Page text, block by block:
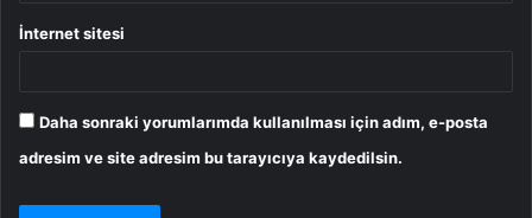
İnternet sitesi
Daha sonraki yorumlarımda kullanılması için adım, e-posta
adresim ve site adresim bu tarayıcıya kaydedilsin.